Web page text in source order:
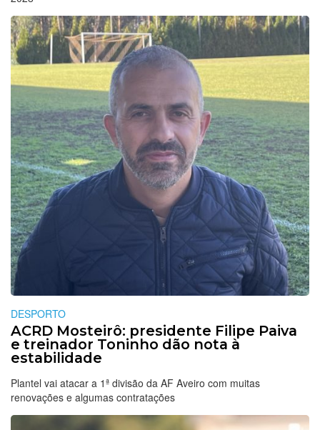
DESPORTO
ACRD Mosteirô: presidente Filipe Paiva
e treinador Toninho dão nota à
estabilidade
Plantel vai atacar a 1ª divisão da AF Aveiro com muitas
renovações e algumas contratações